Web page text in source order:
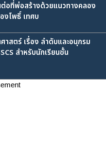
ต่อที่พ่อสร้างด้วยแนวทางคลอง
งโพธิ์ เทศบ
สตร์ เรื่อง ลำดับและอนุกรม
สำหรับนักเรียนชั้น